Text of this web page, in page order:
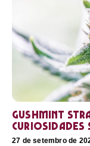
Gushmint
curiosidades
27 de setembro de